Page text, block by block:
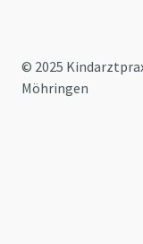
© 2025
Möhringen